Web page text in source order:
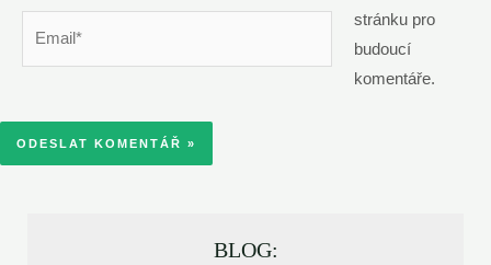
stránku pro
budoucí
komentáře.
BLOG: